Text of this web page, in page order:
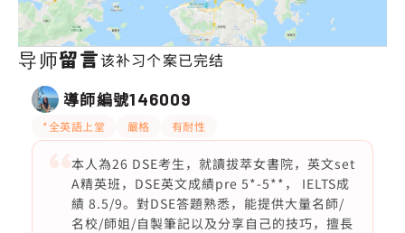
导师留言该补习个案已完结
導師編號146009
*全英語上堂 嚴格 有耐性
本人為26 DSE考生，就讀拔萃女書院，英文set
A精英班，DSE英文成績pre 5*-5**， IELTS成
績 8.5/9。對DSE答題熟悉，能提供大量名師/
名校/師姐/自製筆記以及分享自己的技巧，擅長